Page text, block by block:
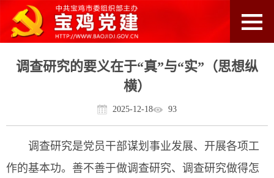
调查研究的要义在于“真”与“实”（思想纵
横）
2025-12-18 93
调查研究是党员干部谋划事业发展、开展各项工
作的基本功。善不善于做调查研究、调查研究做得怎